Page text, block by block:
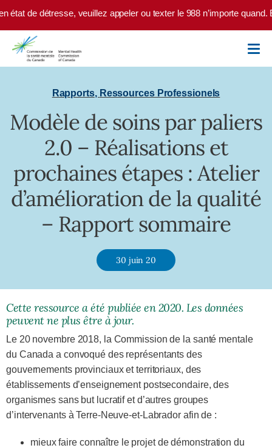
Skip to main content
état de détresse, veuillez appeler ou texter le 988 n’importe quand.
Rapports, Ressources Professionels
Modèle de soins par paliers
2.0 – Réalisations et
prochaines étapes : Atelier
d’amélioration de la qualité
– Rapport sommaire
30 juin 20
Cette ressource a été publiée en 2020. Les données
peuvent ne plus être à jour.
Le 20 novembre 2018, la Commission de la santé mentale
du Canada a convoqué des représentants des
gouvernements provinciaux et territoriaux, des
établissements d’enseignement postsecondaire, des
organismes sans but lucratif et d’autres groupes
d’intervenants à Terre-Neuve-et-Labrador afin de :
mieux faire connaître le projet de démonstration du